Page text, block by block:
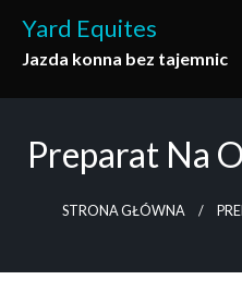
content
Yard Equites
Jazda konna bez tajemnic
Preparat Na
STRONA GŁÓWNA